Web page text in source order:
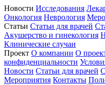
Новости Исследования
Онкология Неврология
Статьи Статьи для врачей
Акушерство и гинекология
Клинические случаи
Проект О компании О
конфиденциальности
Новости Статьи для врачей
Мероприятия Контакты